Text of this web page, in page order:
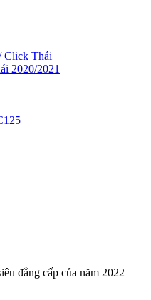
Click Thái
2020/2021
đẳng cấp của năm 2022